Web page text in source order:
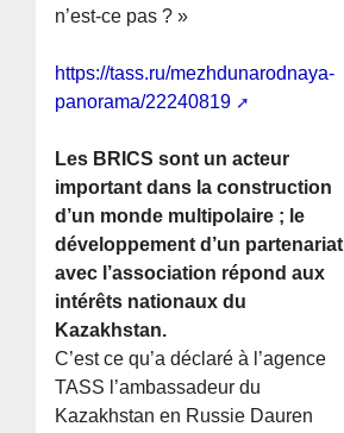
n’est-ce pas ? »
https://tass.ru/mezhdunarodnaya-
panorama/22240819
Les BRICS sont un acteur
important dans la construction
d’un monde multipolaire ; le
développement d’un partenariat
avec l’association répond aux
intérêts nationaux du
Kazakhstan.
C’est ce qu’a déclaré à l’agence
TASS l’ambassadeur du
Kazakhstan en Russie Dauren